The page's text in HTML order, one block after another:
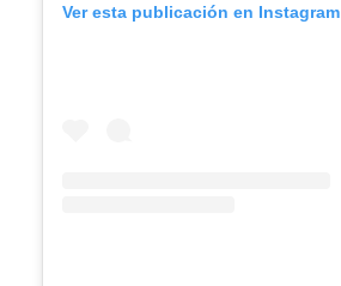
Ver esta publicación en Instagram